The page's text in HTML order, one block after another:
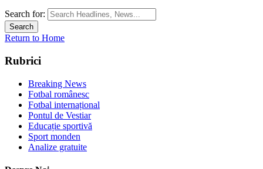
Search for:
Return to Home
Rubrici
Breaking News
Fotbal românesc
Fotbal internațional
Pontul de Vestiar
Educație sportivă
Sport monden
Analize gratuite